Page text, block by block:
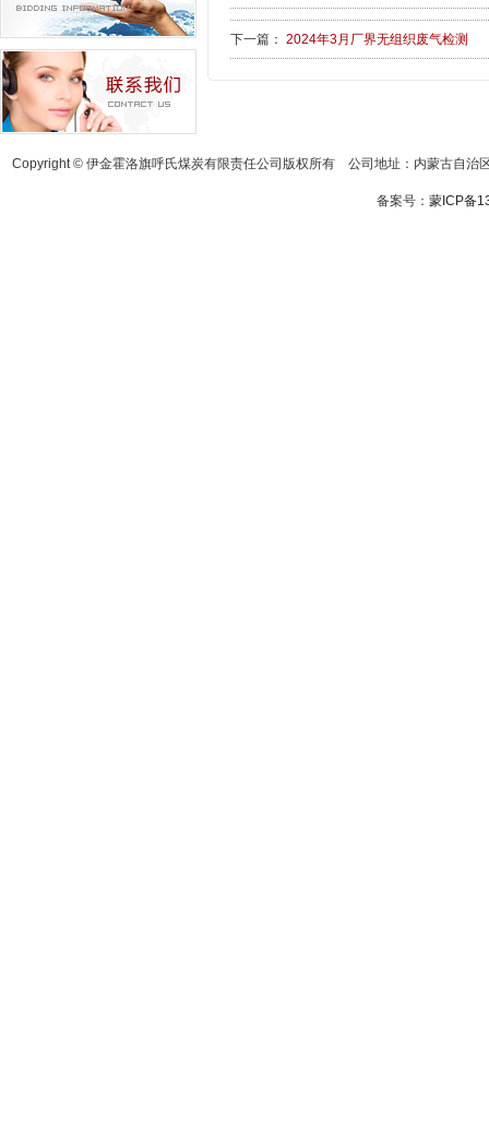
下一篇： 2024年3月厂界无组织废气检测
Copyright © 伊金霍洛旗呼氏煤炭有限责任公司版权所有 公司地址：内蒙古自
备案号： 蒙ICP备